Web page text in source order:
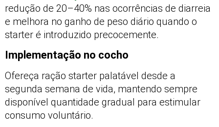
redução de 20–40% nas ocorrências de diarreia
e melhora no ganho de peso diário quando o
starter é introduzido precocemente.
Implementação no cocho
Ofereça ração starter palatável desde a
segunda semana de vida, mantendo sempre
disponível quantidade gradual para estimular
consumo voluntário.